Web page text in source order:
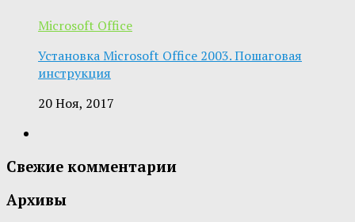
Microsoft Office
Установка Microsoft Office 2003. Пошаговая
инструкция
20 Ноя, 2017
Свежие комментарии
Архивы